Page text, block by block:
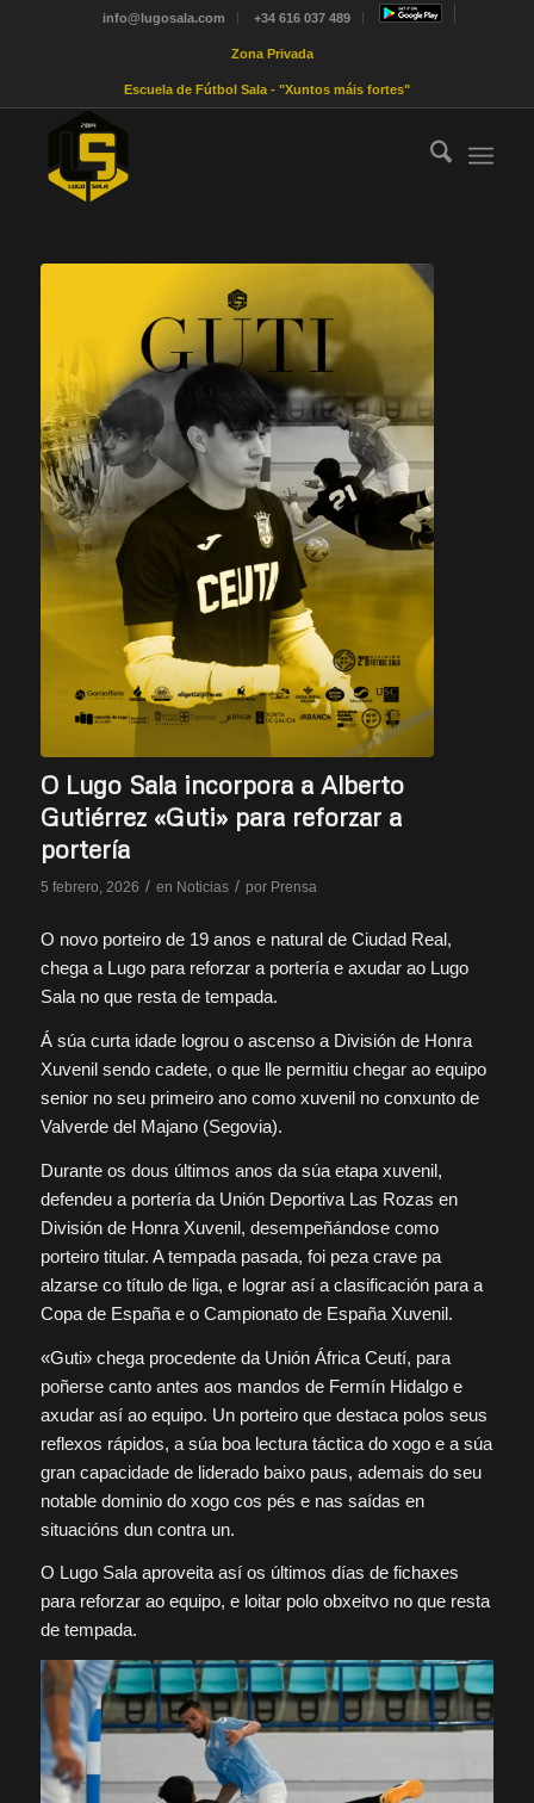
info@lugosala.com +34 616 037 489
Zona Privada
Escuela de Fútbol Sala - "Xuntos máis fortes"
O Lugo Sala incorpora a Alberto
Gutiérrez «Guti» para reforzar a
portería
5 febrero, 2026 / en Noticias / por Prensa
O novo porteiro de 19 anos e natural de Ciudad Real,
chega a Lugo para reforzar a portería e axudar ao Lugo
Sala no que resta de tempada.
Á súa curta idade logrou o ascenso a División de Honra
Xuvenil sendo cadete, o que lle permitiu chegar ao equipo
senior no seu primeiro ano como xuvenil no conxunto de
Valverde del Majano (Segovia).
Durante os dous últimos anos da súa etapa xuvenil,
defendeu a portería da Unión Deportiva Las Rozas en
División de Honra Xuvenil, desempeñándose como
porteiro titular. A tempada pasada, foi peza crave pa
alzarse co título de liga, e lograr así a clasificación para a
Copa de España e o Campionato de España Xuvenil.
«Guti» chega procedente da Unión África Ceutí, para
poñerse canto antes aos mandos de Fermín Hidalgo e
axudar así ao equipo. Un porteiro que destaca polos seus
reflexos rápidos, a súa boa lectura táctica do xogo e a súa
gran capacidade de liderado baixo paus, ademais do seu
notable dominio do xogo cos pés e nas saídas en
situacións dun contra un.
O Lugo Sala aproveita así os últimos días de fichaxes
para reforzar ao equipo, e loitar polo obxeitvo no que resta
de tempada.